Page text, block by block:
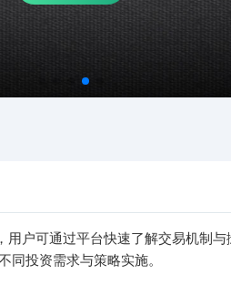
户可通过平台快速了解交易机制
投资需求与策略实施。